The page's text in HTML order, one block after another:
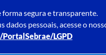
forma segura e transparente.
dados pessoais, acesse o
LGPD